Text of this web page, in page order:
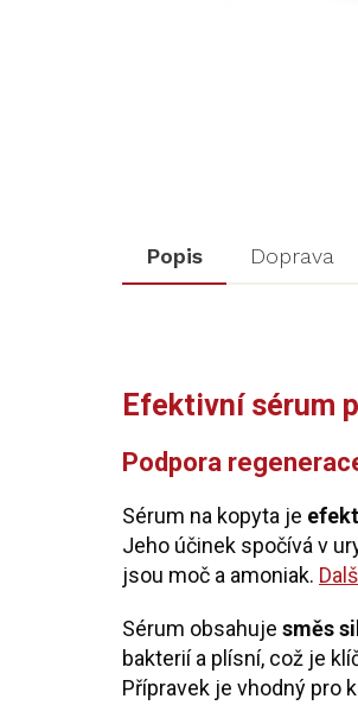
Popis Doprava
Efektivní sérum
Podpora
Sérum na kopyta je
Jeho účinek spočívá v
jsou moč a amoniak.
Sérum obsahuje směs
bakterií a plísní, což je
Přípravek je vhodný pro